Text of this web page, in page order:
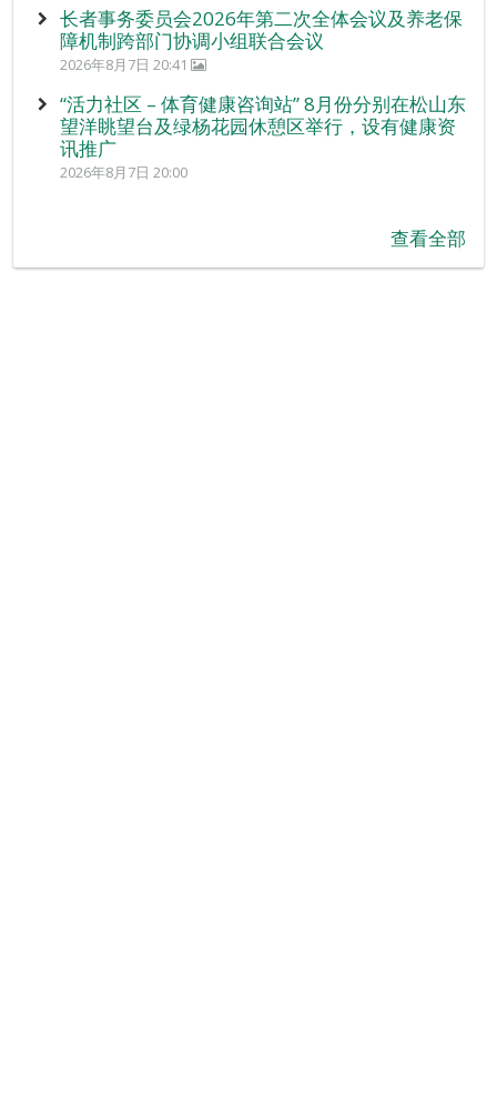
长者事务委员会2026年第二次全体会议及养老保
障机制跨部门协调小组联合会议
2026年8月7日 20:41
“活力社区 – 体育健康咨询站” 8月份分别在松山东
望洋眺望台及绿杨花园休憩区举行，设有健康资
讯推广
2026年8月7日 20:00
查看全部